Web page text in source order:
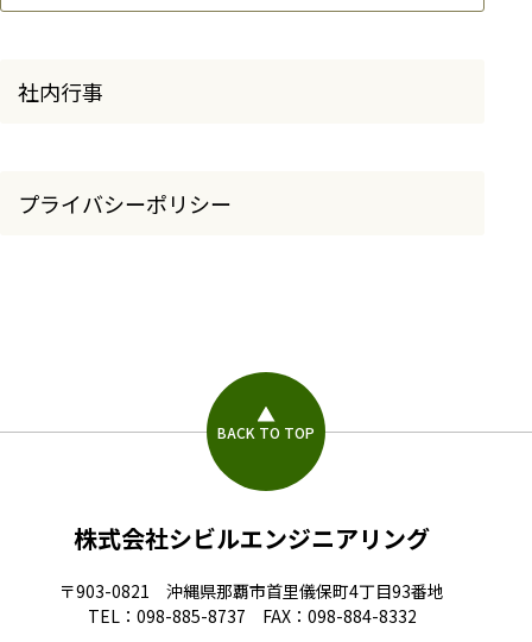
社内行事
プライバシーポリシー
BACK TO TOP
株式会社シビルエンジニアリング
〒903-0821 沖縄県那覇市首里儀保町4丁目93番地
TEL：098-885-8737 FAX：098-884-8332